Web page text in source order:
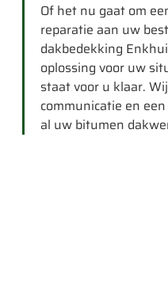
Of het nu gaat om
reparatie aan uw
dakbedekking
oplossing voor uw
staat voor u klaar.
communicatie en
al uw bitumen